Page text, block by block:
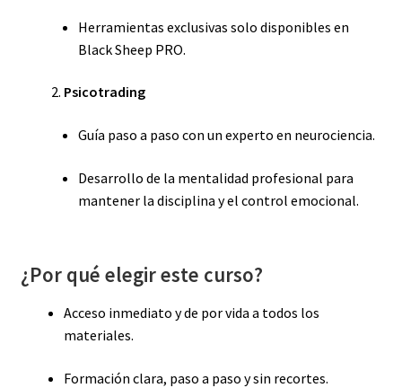
Herramientas exclusivas solo disponibles en
Black Sheep PRO.
Psicotrading
Guía paso a paso con un experto en neurociencia.
Desarrollo de la mentalidad profesional para
mantener la disciplina y el control emocional.
¿Por qué elegir este curso?
Acceso inmediato y de por vida a todos los
materiales.
Formación clara, paso a paso y sin recortes.